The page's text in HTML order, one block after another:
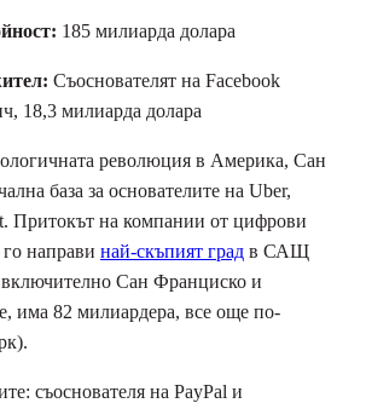
185 милиарда долара
Съоснователят на Facebook
18,3 милиарда долара
революция в Америка, Сан
база за основателите на Uber,
Притокът на компании от цифрови
направи най-скъпият град в САЩ
включително Сан Франциско и
има 82 милиардера, все още по-
съоснователя на PayPal и